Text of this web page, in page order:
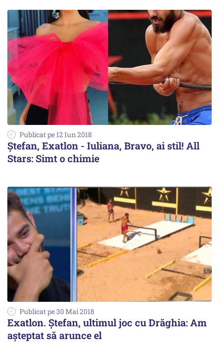
Publicat pe 12 Iun 2018
Ștefan, Exatlon - Iuliana, Bravo, ai stil! All
Stars: Simt o chimie
Publicat pe 30 Mai 2018
Exatlon. Ștefan, ultimul joc cu Drăghia: Am
așteptat să arunce el